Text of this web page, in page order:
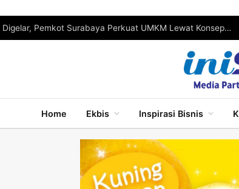
SGE 2026 Resmi Digelar, Pemkot Surabaya Perkuat UMKM Lewat Konsep One Stop Shopping
Home Ekbis Inspirasi Bisnis